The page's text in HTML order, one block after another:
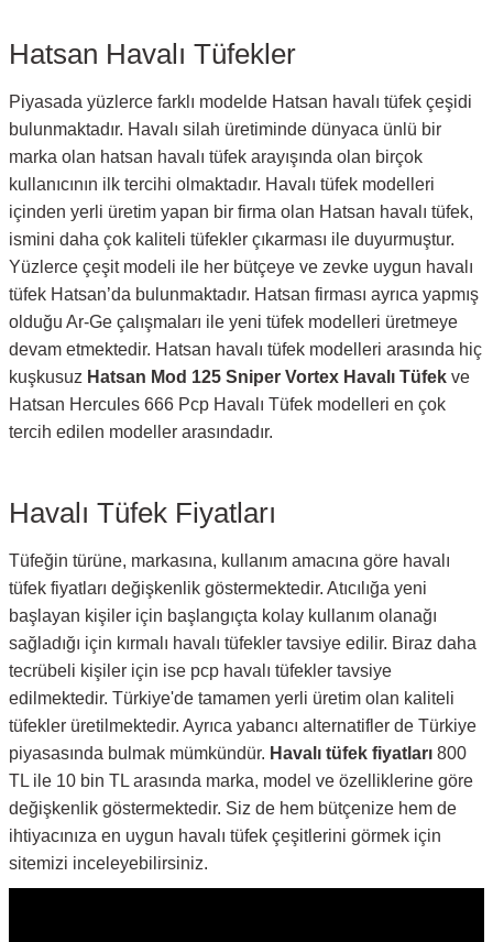
Hatsan Havalı Tüfekler
Piyasada yüzlerce farklı modelde Hatsan havalı tüfek çeşidi
bulunmaktadır. Havalı silah üretiminde dünyaca ünlü bir
marka olan hatsan havalı tüfek arayışında olan birçok
kullanıcının ilk tercihi olmaktadır. Havalı tüfek modelleri
içinden yerli üretim yapan bir firma olan Hatsan havalı tüfek,
ismini daha çok kaliteli tüfekler çıkarması ile duyurmuştur.
Yüzlerce çeşit modeli ile her bütçeye ve zevke uygun havalı
tüfek Hatsan’da bulunmaktadır. Hatsan firması ayrıca yapmış
olduğu Ar-Ge çalışmaları ile yeni tüfek modelleri üretmeye
devam etmektedir. Hatsan havalı tüfek modelleri arasında hiç
kuşkusuz Hatsan Mod 125 Sniper Vortex Havalı Tüfek ve
Hatsan Hercules 666 Pcp Havalı Tüfek modelleri en çok
tercih edilen modeller arasındadır.
Havalı Tüfek Fiyatları
Tüfeğin türüne, markasına, kullanım amacına göre havalı
tüfek fiyatları değişkenlik göstermektedir. Atıcılığa yeni
başlayan kişiler için başlangıçta kolay kullanım olanağı
sağladığı için kırmalı havalı tüfekler tavsiye edilir. Biraz daha
tecrübeli kişiler için ise pcp havalı tüfekler tavsiye
edilmektedir. Türkiye'de tamamen yerli üretim olan kaliteli
tüfekler üretilmektedir. Ayrıca yabancı alternatifler de Türkiye
piyasasında bulmak mümkündür. Havalı tüfek fiyatları 800
TL ile 10 bin TL arasında marka, model ve özelliklerine göre
değişkenlik göstermektedir. Siz de hem bütçenize hem de
ihtiyacınıza en uygun havalı tüfek çeşitlerini görmek için
sitemizi inceleyebilirsiniz.